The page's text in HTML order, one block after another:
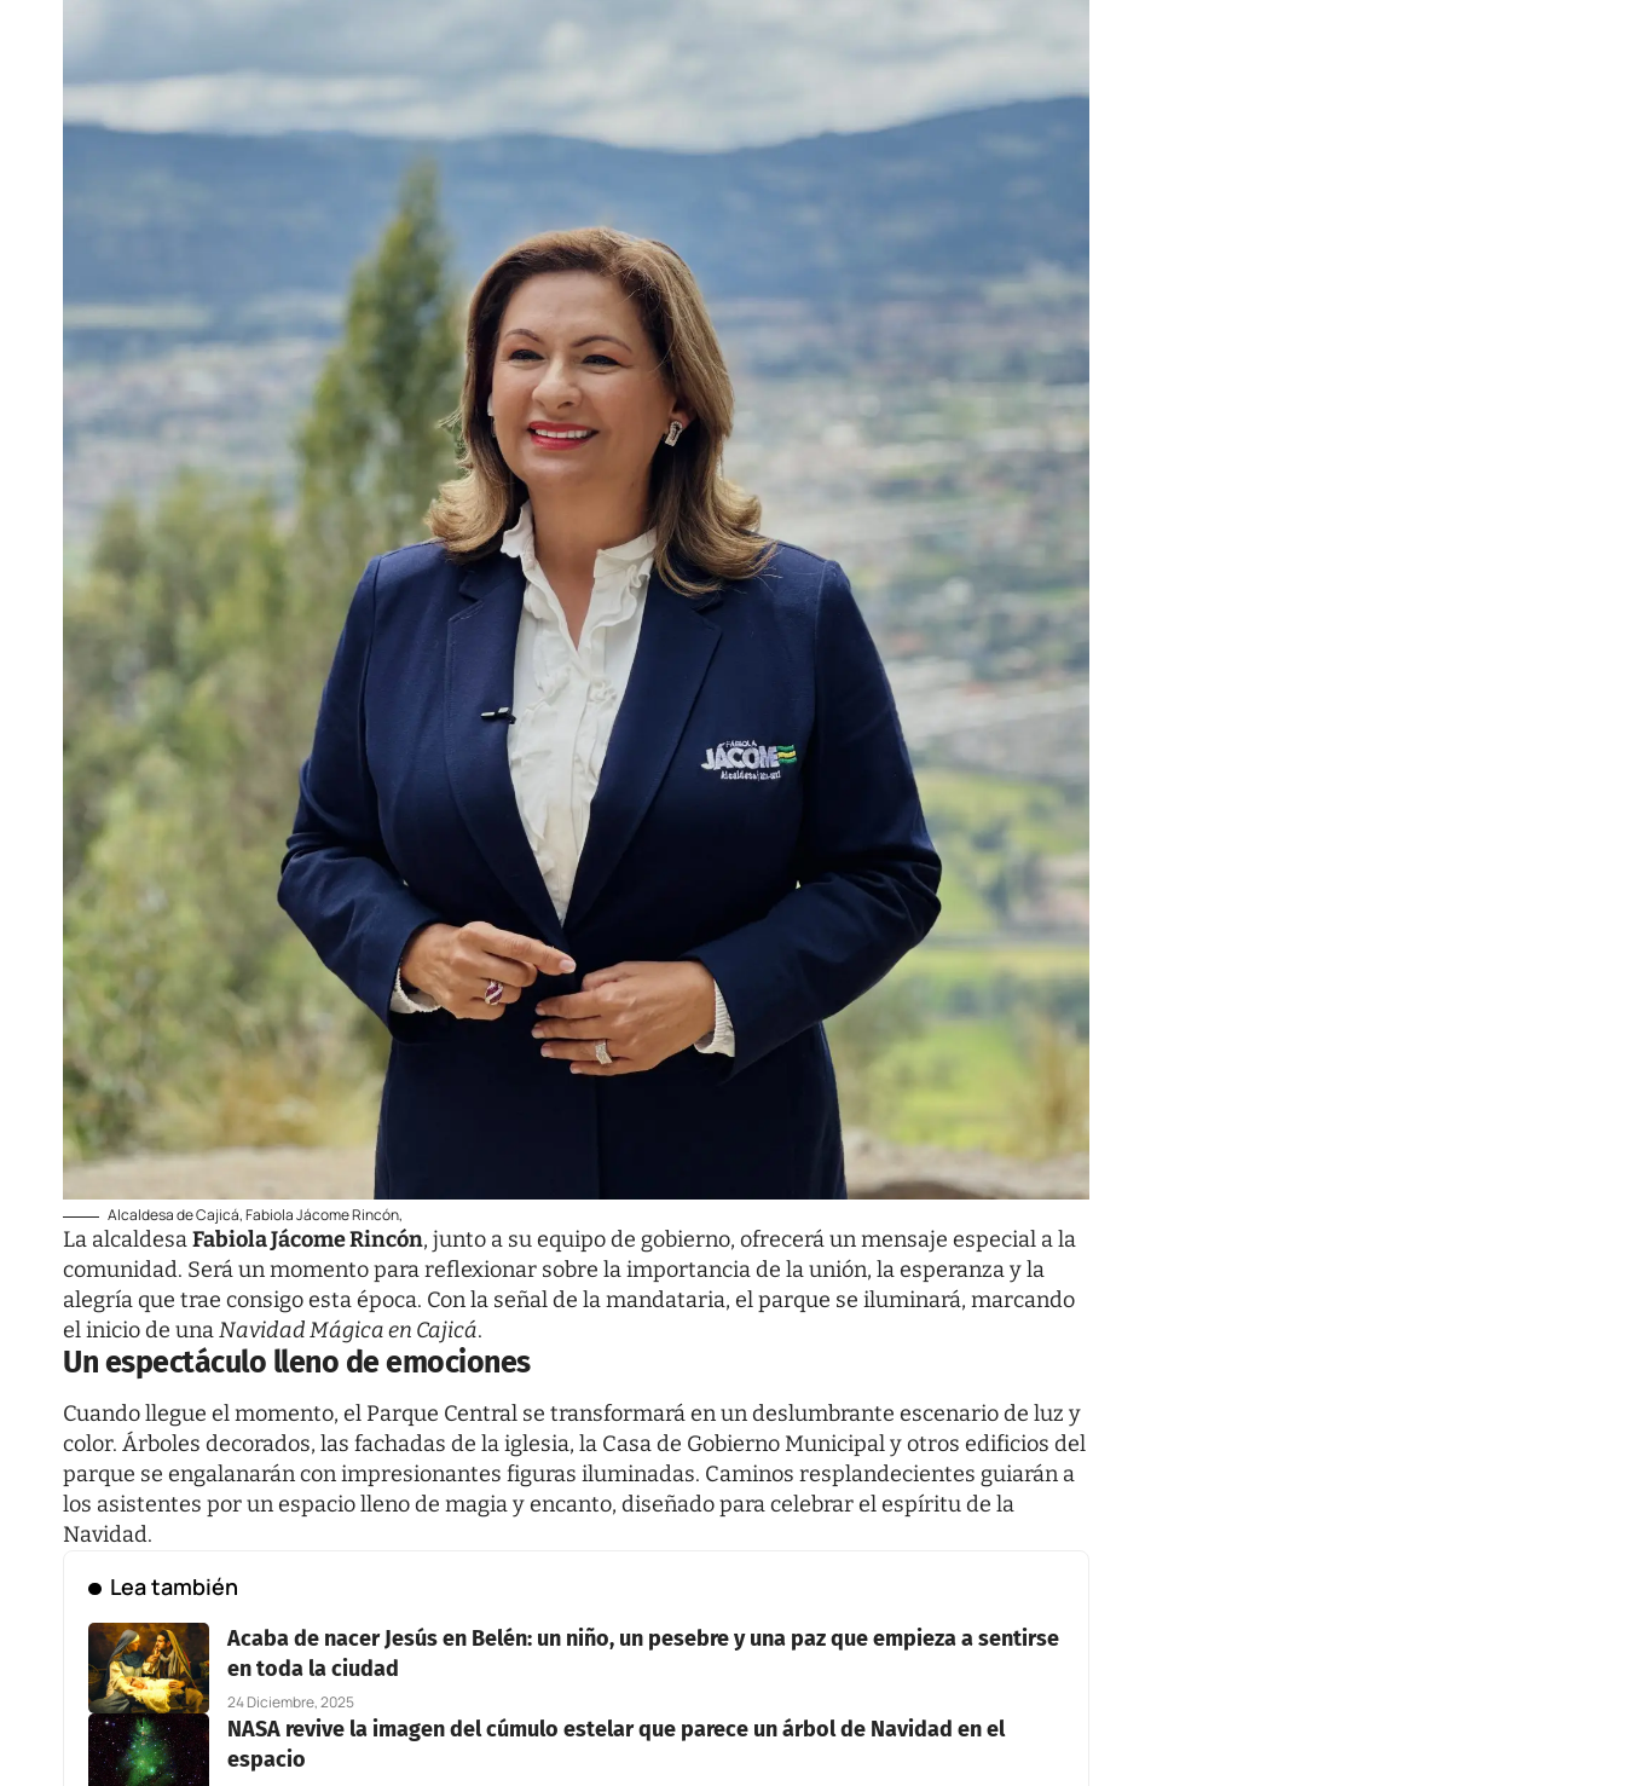
Alcaldesa de Cajicá, Fabiola Jácome Rincón,
La alcaldesaFabiola Jácome Rincón, junto a su equipo de gobierno, ofrecerá un mensaje especial a la
comunidad. Será un momento para reflexionar sobre la importancia de la unión, la esperanza y la
alegría que trae consigo esta época. Con la señal de la mandataria, el parque se iluminará, marcando
el inicio de unaNavidad Mágica en Cajicá.
Un espectáculo lleno de emociones
Cuando llegue el momento, el Parque Central se transformará en un deslumbrante escenario de luz y
color. Árboles decorados, las fachadas de la iglesia, la Casa de Gobierno Municipal y otros edificios del
parque se engalanarán con impresionantes figuras iluminadas. Caminos resplandecientes guiarán a
los asistentes por un espacio lleno de magia y encanto, diseñado para celebrar el espíritu de la
Navidad.
Lea también
Acaba de nacer Jesús en Belén: un niño, un pesebre y una paz que empieza a sentirse
en toda la ciudad
24 Diciembre, 2025
NASA revive la imagen del cúmulo estelar que parece un árbol de Navidad en el
espacio